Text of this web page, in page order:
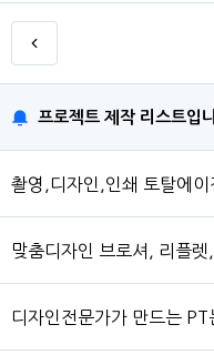
프로젝트 제작 리스트입
촬영,디자인,인쇄 토탈에
맞춤디자인 브로셔, 리플
디자인전문가가 만드는